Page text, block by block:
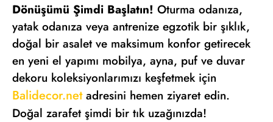
Dönüşümü Şimdi Başlatın! Oturma odanıza,
yatak odanıza veya antrenize egzotik bir şıklık,
doğal bir asalet ve maksimum konfor getirecek
en yeni el yapımı mobilya, ayna, puf ve duvar
dekoru koleksiyonlarımızı keşfetmek için
Balidecor.netadresini hemen ziyaret edin.
Doğal zarafet şimdi bir tık uzağınızda!